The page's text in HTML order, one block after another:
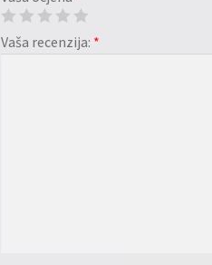
Vaša recenzija: *